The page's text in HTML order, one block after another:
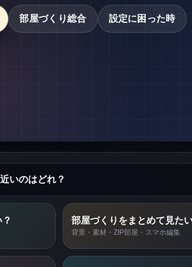
部屋づくり総合 設定に困った時
いのはどれ？
部屋づくりをまとめて見た
背景・素材・ZIP部屋・スマホ編集